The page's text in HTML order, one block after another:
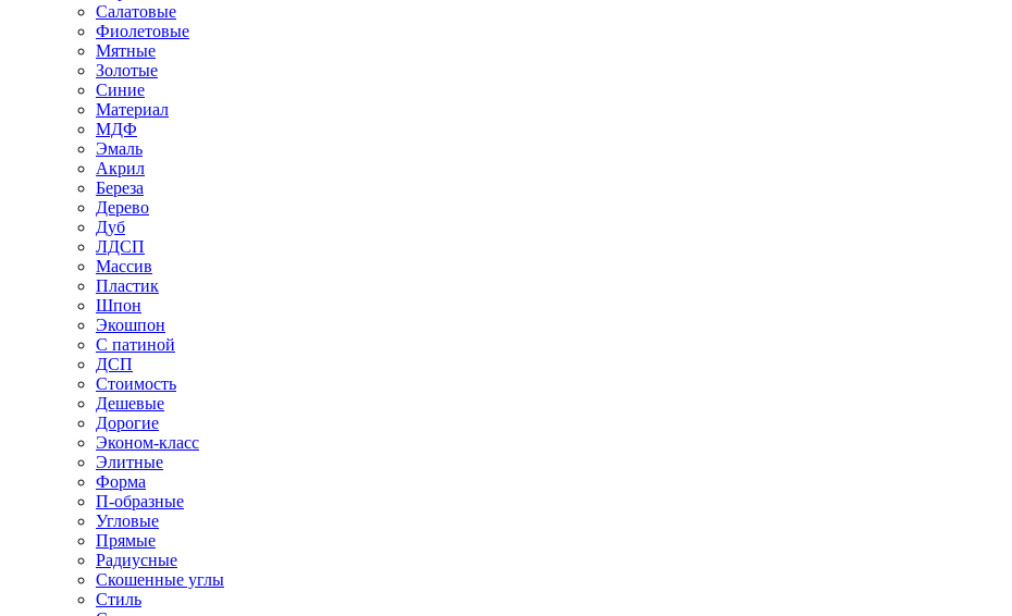
Салатовые
Фиолетовые
Мятные
Золотые
Синие
Материал
МДФ
Эмаль
Акрил
Береза
Дерево
Дуб
ЛДСП
Массив
Пластик
Шпон
Экошпон
С патиной
ДСП
Стоимость
Дешевые
Дорогие
Эконом-класс
Элитные
Форма
П-образные
Угловые
Прямые
Радиусные
Скошенные углы
Стиль